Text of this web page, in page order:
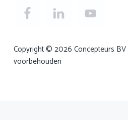
Copyright © 2026 Concepteurs BV
voorbehouden